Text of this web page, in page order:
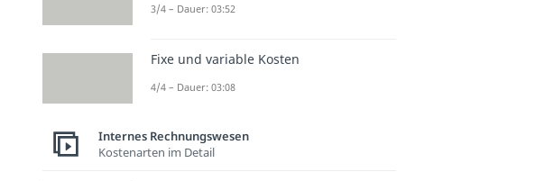
3/4 – Dauer: 03:52
Fixe und variable Kosten
4/4 – Dauer: 03:08
Internes Rechnungswesen
Kostenarten im Detail